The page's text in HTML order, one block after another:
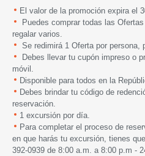
El valor de la promoción expira el
Puedes comprar todas las
regalar varios.
Se redimirá 1 Oferta por persona,
Debes llevar tu cupón impreso o
móvil.
Disponible para todos en la
Debes brindar tu código de
reservación.
1 excursión por día.
Para completar el proceso de
en que harás tu excursión, tienes
392-0939 de 8:00 a.m. a 8:00 p.m -